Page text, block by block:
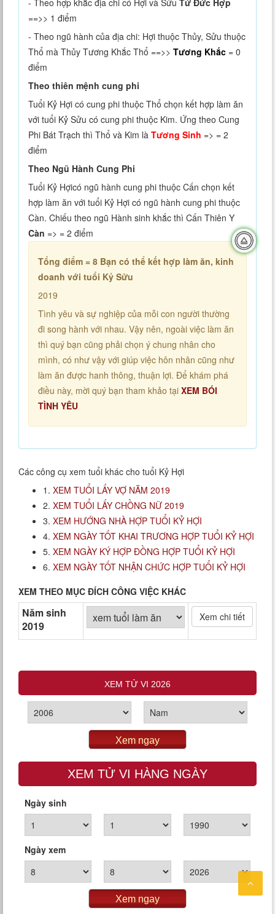
- Theo hợp khắc địa chi có Hợi và Sửu Tứ Đức Hợp
==>> 1 điểm
- Theo ngũ hành của địa chi: Hợi thuộc Thủy, Sửu thuộc
Thổ mà Thủy Tương Khắc Thổ ==>> Tương Khắc = 0
điểm
Theo thiên mệnh cung phi
Tuổi Kỷ Hợi có cung phi thuộc Thổ chọn kết hợp làm ăn
với tuổi Kỷ Sửu có cung phi thuộc Kim. Ứng theo Cung
Phi Bát Trạch thì Thổ và Kim là Tương Sinh => = 2
điểm
Theo Ngũ Hành Cung Phi
Tuổi Kỷ Hợicó ngũ hành cung phi thuộc Cấn chọn kết
hợp làm ăn với tuổi Kỷ Hợi có ngũ hành cung phi thuộc
Càn. Chiếu theo ngũ Hành sinh khắc thì Cấn Thiên Y
Càn => = 2 điểm
Tổng điểm = 8 Bạn có thể kết hợp làm ăn, kinh
doanh với tuổi Kỷ Sửu
2019
Tình yêu và sự nghiệp của mỗi con người thường
đi song hành với nhau. Vậy nên, ngoài việc làm ăn
thì quý bạn cũng phải chọn ý chung nhân cho
mình, có như vậy với giúp việc hôn nhân cũng như
làm ăn được hanh thông, thuận lợi. Để khám phá
điều này, mời quý bạn tham khảo tại XEM BÓI
TÌNH YÊU
Các công cụ xem tuổi khác cho tuổi Kỷ Hợi
1. XEM TUỔI LẤY VỢ NĂM 2019
2. XEM TUỔI LẤY CHỒNG NỮ 2019
3. XEM HƯỚNG NHÀ HỢP TUỔI KỶ HỢI
4. XEM NGÀY TỐT KHAI TRƯƠNG HỢP TUỔI KỶ HỢI
5. XEM NGÀY KÝ HỢP ĐỒNG HỢP TUỔI KỶ HỢI
6. XEM NGÀY TỐT NHẬN CHỨC HỢP TUỔI KỶ HỢI
XEM THEO MỤC ĐÍCH CÔNG VIỆC KHÁC
Năm sinh
2019
Xem chi tiết
XEM TỬ VI 2026
Xem ngay
XEM TỬ VI HÀNG NGÀY
Ngày sinh
Ngày xem
Xem ngay